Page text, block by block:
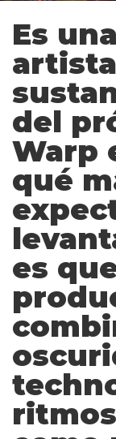
Es
del
Warp
qué
es